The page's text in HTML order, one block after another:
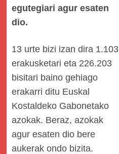
egutegiari agur esaten
dio.
13 urte bizi izan dira 1.103
erakusketari eta 226.203
bisitari baino gehiago
erakarri ditu Euskal
Kostaldeko Gabonetako
azokak. Beraz, azokak
agur esaten dio bere
aukerak ondo bizita.